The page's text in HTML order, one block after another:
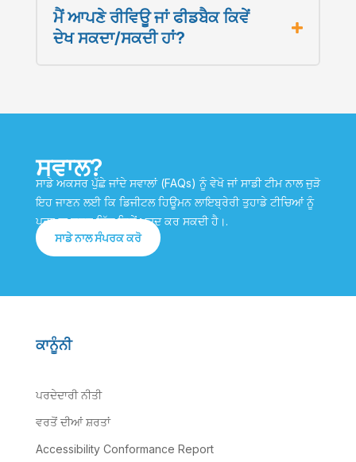
ਮੈਂ ਆਪਣੇ ਰੀਵਿਊ ਜਾਂ ਫੀਡਬੈਕ ਕਿਵੇਂ
ਦੇਖ ਸਕਦਾ/ਸਕਦੀ ਹਾਂ?
ਸਵਾਲ?
ਸਾਡੇ ਅਕਸਰ ਪੁੱਛੇ ਜਾਂਦੇ ਸਵਾਲਾਂ (FAQs) ਨੂੰ ਵੇਖੋ ਜਾਂ ਸਾਡੀ ਟੀਮ ਨਾਲ ਜੁੜੋ
ਇਹ ਜਾਣਨ ਲਈ ਕਿ ਡਿਜੀਟਲ ਹਿਊਮਨ ਲਾਇਬ੍ਰੇਰੀ ਤੁਹਾਡੇ ਟੀਚਿਆਂ ਨੂੰ
ਪ੍ਰਾਪਤ ਕਰਨ ਵਿੱਚ ਕਿਵੇਂ ਮਦਦ ਕਰ ਸਕਦੀ ਹੈ।.
ਸਾਡੇ ਨਾਲ ਸੰਪਰਕ ਕਰੋ
ਕਾਨੂੰਨੀ
ਪਰਦੇਦਾਰੀ ਨੀਤੀ
ਵਰਤੋਂ ਦੀਆਂ ਸ਼ਰਤਾਂ
Accessibility Conformance Report